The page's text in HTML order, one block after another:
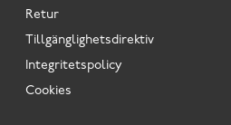
Retur
Tillgänglighetsdirektiv
Integritetspolicy
Cookies